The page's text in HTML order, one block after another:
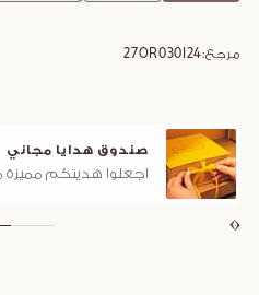
مرجع:27OR030I24
صندوق هدايا مجاني
اجعلوا هديتكم مميزة